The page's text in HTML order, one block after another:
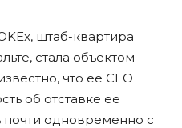
штаб-квартира
стала объектом
что ее СЕО
об отставке ее
почти одновременно с